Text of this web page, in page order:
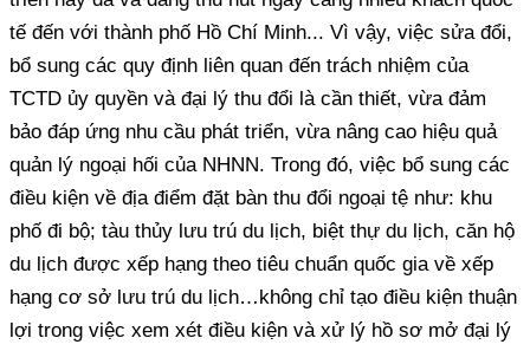
tế đến với thành phố Hồ Chí Minh... Vì vậy, việc sửa đổi,
bổ sung các quy định liên quan đến trách nhiệm của
TCTD ủy quyền và đại lý thu đổi là cần thiết, vừa đảm
bảo đáp ứng nhu cầu phát triển, vừa nâng cao hiệu quả
quản lý ngoại hối của NHNN. Trong đó, việc bổ sung các
điều kiện về địa điểm đặt bàn thu đổi ngoại tệ như: khu
phố đi bộ; tàu thủy lưu trú du lịch, biệt thự du lịch, căn hộ
du lịch được xếp hạng theo tiêu chuẩn quốc gia về xếp
hạng cơ sở lưu trú du lịch…không chỉ tạo điều kiện thuận
lợi trong việc xem xét điều kiện và xử lý hồ sơ mở đại lý